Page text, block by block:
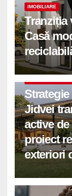
IMOBILIARE
Tranziția
Casă
Jidvei
active
proiect
exteriori